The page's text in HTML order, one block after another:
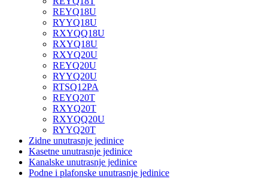
REYQ18U
RYYQ18U
RXYQQ18U
RXYQ18U
RXYQ20U
REYQ20U
RYYQ20U
RTSQ12PA
REYQ20T
RXYQ20T
RXYQQ20U
RYYQ20T
Zidne unutrasnje jedinice
Kasetne unutrasnje jedinice
Kanalske unutrasnje jedinice
Podne i plafonske unutrasnje jedinice